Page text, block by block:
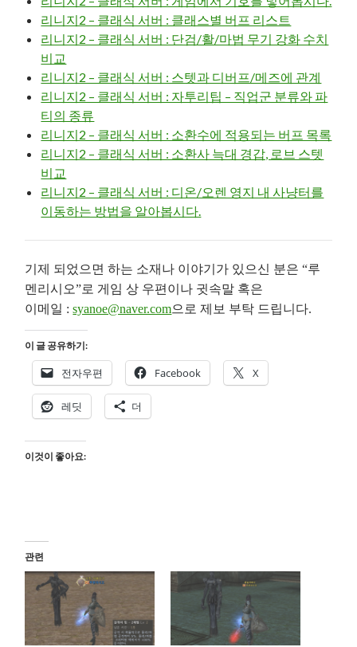
리니지2 – 클래식 서버 : 클래스별 버프 리스트
리니지2 – 클래식 서버 : 단검/활/마법 무기 강화 수치
비교
리니지2 – 클래식 서버 : 스텟과 디버프/메즈에 관계
리니지2 – 클래식 서버 : 자투리팁 – 직업군 분류와 파
티의 종류
리니지2 – 클래식 서버 : 소환수에 적용되는 버프 목록
리니지2 – 클래식 서버 : 소환사 늑대 경갑, 로브 스텟
비교
리니지2 – 클래식 서버 : 디온/오렌 영지 내 사냥터를
이동하는 방법을 알아봅시다.
기제 되었으면 하는 소재나 이야기가 있으신 분은 “루
멘리시오”로 게임 상 우편이나 귓속말 혹은
이메일 :syanoe@naver.com으로 제보 부탁 드립니다.
이 글 공유하기:
전자우편 Facebook X
레딧 더
이것이 좋아요:
관련